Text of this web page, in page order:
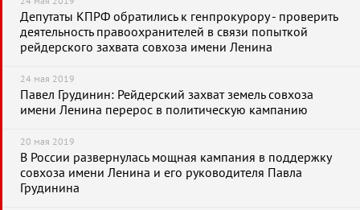
Депутаты КПРФ обратились к генпрокурору - проверить
деятельность правоохранителей в связи попыткой
рейдерского захвата совхоза имени Ленина
24 мая 2019
Павел Грудинин: Рейдерский захват земель совхоза
имени Ленина перерос в политическую кампанию
20 мая 2019
В России развернулась мощная кампания в поддержку
совхоза имени Ленина и его руководителя Павла
Грудинина